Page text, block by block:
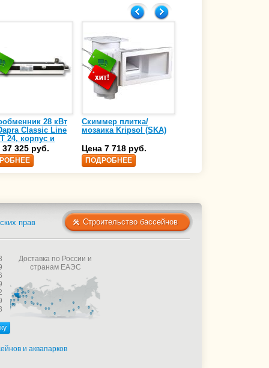
28 кВт
Classic Line
24, корпус и
нержавеющая
AISI-316 (10 01
37 325 руб.
Скиммер плитка/
мозаика Kripsol (SKA)
Цена 7 718 руб.
ПОДРОБНЕЕ
Строительство бассейнов
прав
Доставка по России и
странам ЕАЭС
и аквапарков